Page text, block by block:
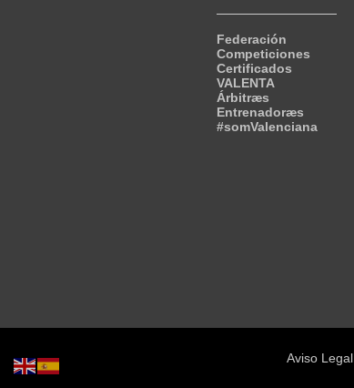
Federación
Competiciones
Certificados
VALENTA
Árbitræs
Entrenadoræs
#somValenciana
Aviso Legal